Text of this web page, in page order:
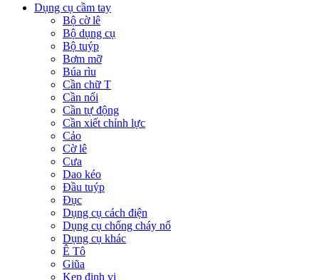
Dụng cụ cầm tay
Bộ cờ lê
Bộ dụng cụ
Bộ tuýp
Bơm mỡ
Búa rìu
Cần chữ T
Cần nối
Cần tự động
Cần xiết chỉnh lực
Cảo
Cờ lê
Cưa
Dao kéo
Đầu tuýp
Đục
Dụng cụ cách điện
Dụng cụ chống cháy nổ
Dụng cụ khác
Ê Tô
Giũa
Kẹp định vị